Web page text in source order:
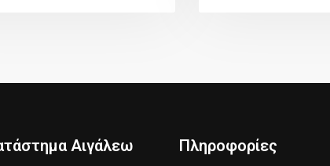
Αιγάλεω Πληροφορίες